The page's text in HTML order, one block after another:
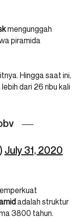
mengunggah
piramida
Hingga saat ini,
dari 26 ribu kali
July 31, 2020
adalah struktur
3800 tahun.